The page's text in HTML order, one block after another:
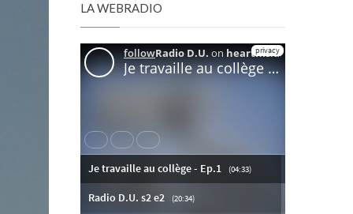
LA WEBRADIO